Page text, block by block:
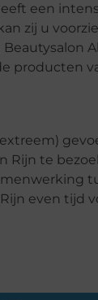
een
zij u
producten
Rijn te
even tijd